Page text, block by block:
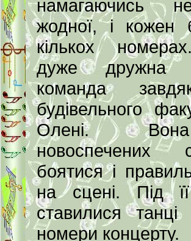
намагаючись
жодної, і кожен
кількох
дуже дружна
команда
будівельного
Олені.
новоспечених
боятися і
на сцені. Під її
ставилися танці
номери концерту.